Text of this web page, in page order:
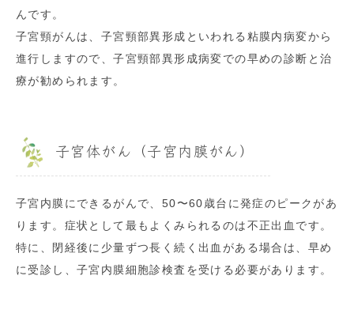
んです。
子宮頸がんは、子宮頸部異形成といわれる粘膜内病変から
進行しますので、子宮頸部異形成病変での早めの診断と治
療が勧められます。
子宮体がん（子宮内膜がん）
子宮内膜にできるがんで、50〜60歳台に発症のピークがあ
ります。症状として最もよくみられるのは不正出血です。
特に、閉経後に少量ずつ長く続く出血がある場合は、早め
に受診し、子宮内膜細胞診検査を受ける必要があります。